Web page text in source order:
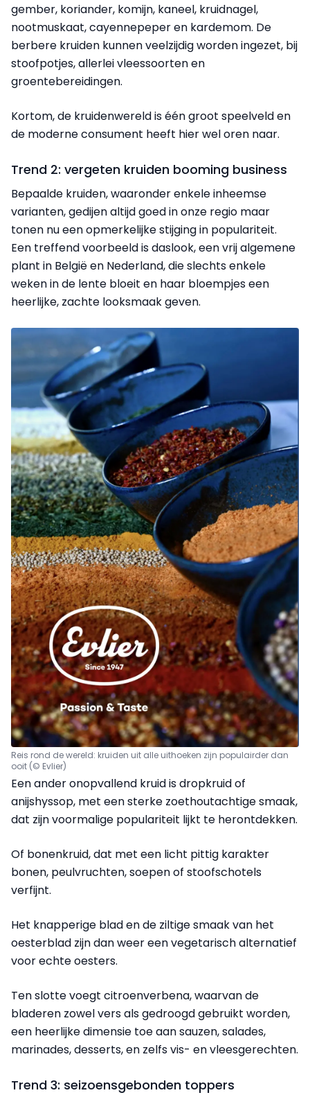
gember, koriander, komijn, kaneel, kruidnagel,
nootmuskaat, cayennepeper en kardemom. De
berbere kruiden kunnen veelzijdig worden ingezet, bij
stoofpotjes, allerlei vleessoorten en
groentebereidingen.
Kortom, de kruidenwereld is één groot speelveld en
de moderne consument heeft hier wel oren naar.
Trend 2: vergeten kruiden booming business
Bepaalde kruiden, waaronder enkele inheemse
varianten, gedijen altijd goed in onze regio maar
tonen nu een opmerkelijke stijging in populariteit.
Een treffend voorbeeld is daslook, een vrij algemene
plant in België en Nederland, die slechts enkele
weken in de lente bloeit en haar bloempjes een
heerlijke, zachte looksmaak geven.
Reis rond de wereld: kruiden uit alle uithoeken zijn populairder dan
ooit (© Evlier)
Een ander onopvallend kruid is dropkruid of
anijshyssop, met een sterke zoethoutachtige smaak,
dat zijn voormalige populariteit lijkt te herontdekken.
Of bonenkruid, dat met een licht pittig karakter
bonen, peulvruchten, soepen of stoofschotels
verfijnt.
Het knapperige blad en de ziltige smaak van het
oesterblad zijn dan weer een vegetarisch alternatief
voor echte oesters.
Ten slotte voegt citroenverbena, waarvan de
bladeren zowel vers als gedroogd gebruikt worden,
een heerlijke dimensie toe aan sauzen, salades,
marinades, desserts, en zelfs vis- en vleesgerechten.
Trend 3: seizoensgebonden toppers